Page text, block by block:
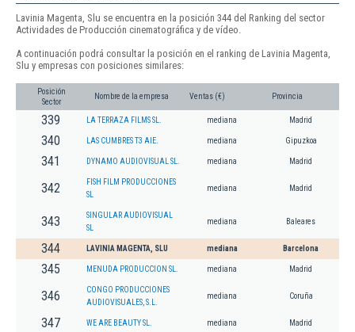
Lavinia Magenta, Slu se encuentra en la posición 344 del Ranking del sector
Actividades de Producción cinematográfica y de vídeo.
A continuación podrá consultar la posición en el ranking de Lavinia Magenta,
Slu y empresas con posiciones similares:
Posición
Sector
Nombre de la empresa Ventas (€) Provincia
339 LA TERRAZA FILMS SL. mediana Madrid
340 LAS CUMBRES T3 AIE. mediana Gipuzkoa
341 DYNAMO AUDIOVISUAL SL. mediana Madrid
342
FISH FILM PRODUCCIONES
SL
mediana Madrid
343
SINGULAR AUDIOVISUAL
SL
mediana Baleares
344 LAVINIA MAGENTA, SLU mediana Barcelona
345 MENUDA PRODUCCION SL. mediana Madrid
346
CONGO PRODUCCIONES
AUDIOVISUALES, S.L.
mediana Coruña
347 WE ARE BEAUTY SL. mediana Madrid